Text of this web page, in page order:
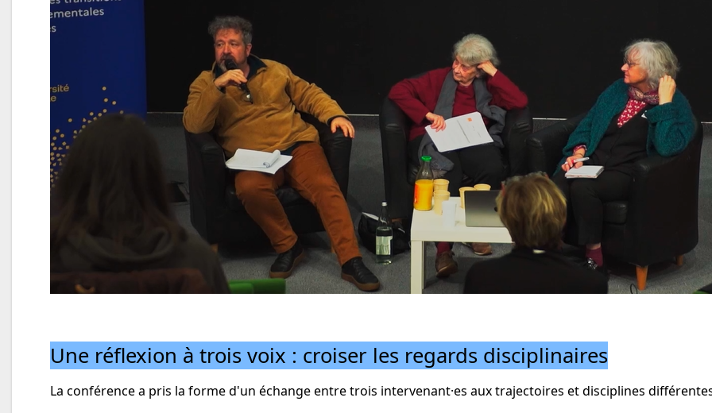
Une réflexion à trois voix : croiser les regards disciplinaires
La conférence a pris la forme d'un échange entre trois intervenant·es aux trajectoires et disciplines